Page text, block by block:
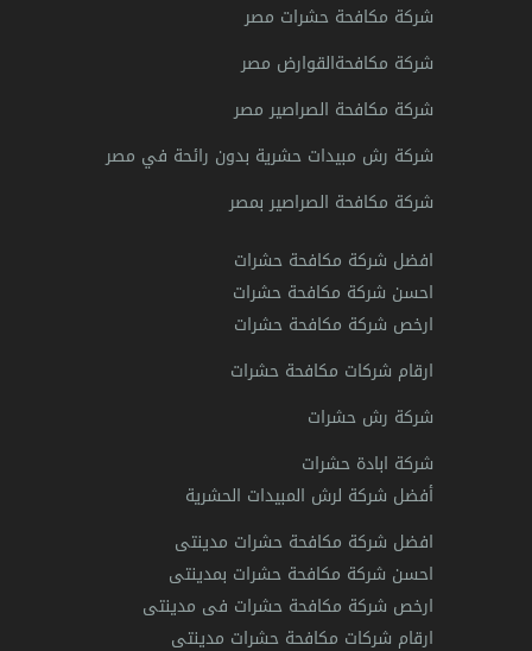
شركة مكافحة حشرات مصر
شركة مكافحةالقوارض مصر
شركة مكافحة الصراصير مصر
شركة رش مبيدات حشرية بدون رائحة في مصر
شركة مكافحة الصراصير بمصر
افضل شركة مكافحة حشرات
احسن شركة مكافحة حشرات
ارخص شركة مكافحة حشرات
ارقام شركات مكافحة حشرات
شركة رش حشرات
شركة ابادة حشرات
أفضل شركة لرش المبيدات الحشرية
افضل شركة مكافحة حشرات مدينتى
احسن شركة مكافحة حشرات بمدينتى
ارخص شركة مكافحة حشرات فى مدينتى
ارقام شركات مكافحة حشرات مدينتى